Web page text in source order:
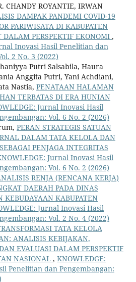
CHANDY ROYANTIE, IRWAN
DAMPAK PANDEMI COVID-19
PARIWISATA DI KABUPATEN
DALAM PERSPEKTIF EKONOMI ,
Inovasi Hasil Penelitian dan
2 No. 3 (2022)
Putri Salsabila, Haura
Anggita Putri, Yani Achdiani,
Nastia, PENATAAN HALAMAN
TERBATAS DI ERA HUNIAN
Jurnal Inovasi Hasil
Vol. 6 No. 2 (2026)
PERAN STRATEGIS SATUAN
DALAM TATA KELOLA DAN
PENJAGA INTEGRITAS
Jurnal Inovasi Hasil
Vol. 6 No. 2 (2026)
RENJA (RENCANA KERJA)
DAERAH PADA DINAS
KEBUDAYAAN KABUPATEN
Jurnal Inovasi Hasil
Vol. 2 No. 4 (2022)
TATA KELOLA
ANALISIS KEBIJAKAN,
EVALUASI DALAM PERSPEKTIF
NASIONAL , KNOWLEDGE:
Penelitian dan Pengembangan: